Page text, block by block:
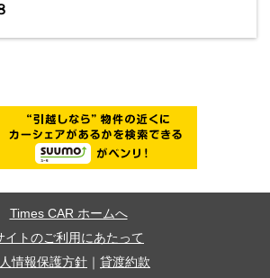
Times CAR ホームへ
イトのご利用にあたって
情報保護方針
貸渡約款